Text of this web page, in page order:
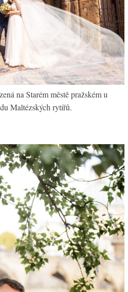
na Starém městě pražském u
Maltézských rytířů.